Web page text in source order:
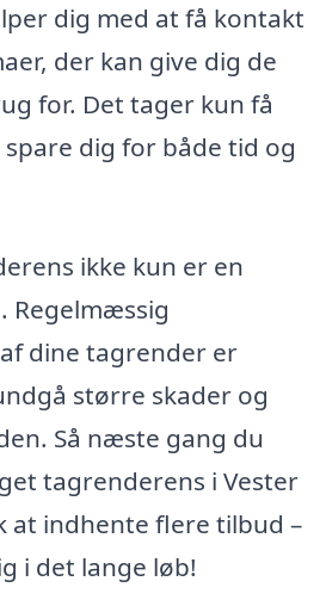
dig med at få kontakt
der kan give dig de
for. Det tager kun få
dig for både tid og
ikke kun er en
Regelmæssig
dine tagrender er
større skader og
Så næste gang du
tagrenderens i Vester
at indhente flere tilbud –
i det lange løb!